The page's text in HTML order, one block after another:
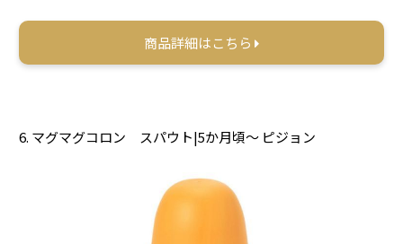
商品詳細はこちら
6. マグマグコロン スパウト|5か月頃～ ピジョン